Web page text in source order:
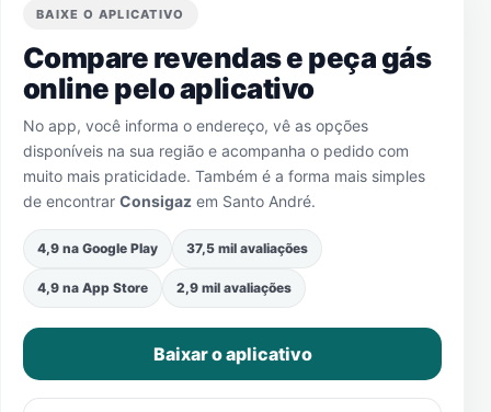
BAIXE O APLICATIVO
Compare revendas e peça gás
online pelo aplicativo
No app, você informa o endereço, vê as opções
disponíveis na sua região e acompanha o pedido com
muito mais praticidade. Também é a forma mais simples
de encontrar Consigaz em Santo André.
4,9 na Google Play 37,5 mil avaliações
4,9 na App Store 2,9 mil avaliações
Baixar o aplicativo